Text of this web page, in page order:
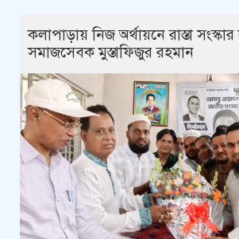
কলাপাড়ায় নিজ অর্থায়নে রাস্তা
সমাজসেবক মুস্তাফিজুর রহমান